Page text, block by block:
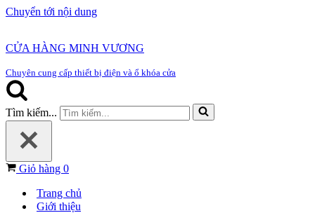
Chuyển tới nội dung
CỬA HÀNG MINH VƯƠNG
Chuyên cung cấp thiết bị điện và ổ khóa cửa
Tìm kiếm...
Giỏ hàng 0
Trang chủ
Giới thiệu